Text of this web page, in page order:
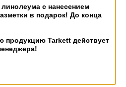
с нанесением
в подарок! До конца
продукцию Tarkett действует